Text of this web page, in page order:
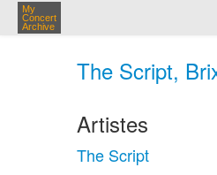
My
Concert
Archive
The Script,
Artistes
The Script